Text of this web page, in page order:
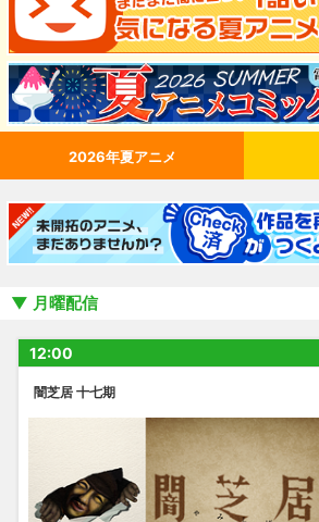
2026年夏アニメ
月曜配信
12:00
闇芝居 十七期